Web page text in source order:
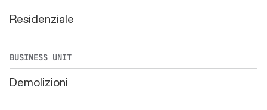
Residenziale
BUSINESS UNIT
Demolizioni